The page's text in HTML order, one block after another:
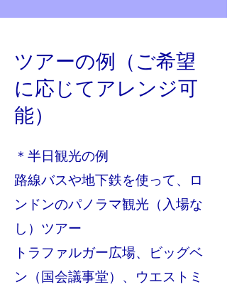
ツアーの例（ご希望
に応じてアレンジ可
能）
＊半日観光の例
路線バスや地下鉄を使って、ロ
ンドンのパノラマ観光（入場な
し）ツアー
トラファルガー広場、ビッグベ
ン（国会議事堂）、ウエストミ